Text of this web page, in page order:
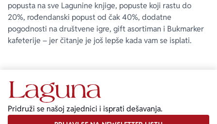
popusta na sve Lagunine knjige, popuste koji rastu do
20%, rođendanski popust od čak 40%, dodatne
pogodnosti na društvene igre, gift asortiman i Bukmarker
kafeterije – jer čitanje je još lepše kada vam se isplati.
Pridruži se našoj zajednici i isprati dešavanja.